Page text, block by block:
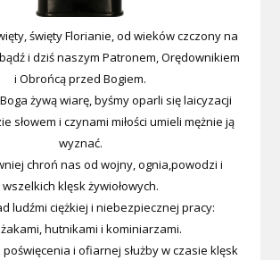
święty Florianie, od wieków czczony na
i dziś naszym Patronem, Orędownikiem
i Obrońcą przed Bogiem.
żywą wiarę, byśmy oparli się laicyzacji
słowem i czynami miłości umieli mężnie ją
wyznać.
chroń nas od wojny, ognia,powodzi i
wszelkich klęsk żywiołowych.
ludźmi ciężkiej i niebezpiecznej pracy:
hutnikami i kominiarzami.
i ofiarnej służby w czasie klęsk